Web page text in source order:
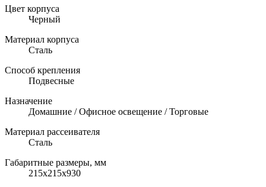
Цвет корпуса
Черный
Материал корпуса
Сталь
Способ крепления
Подвесные
Назначение
Домашние / Офисное освещение / Торговые
Материал рассеивателя
Сталь
Габаритные размеры, мм
215x215x930